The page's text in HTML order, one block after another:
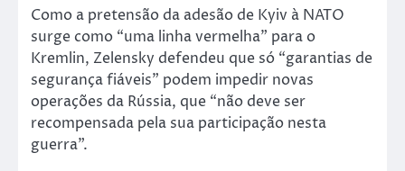
Como a pretensão da adesão de Kyiv à NATO
surge como “uma linha vermelha” para o
Kremlin, Zelensky defendeu que só “garantias de
segurança fiáveis” podem impedir novas
operações da Rússia, que “não deve ser
recompensada pela sua participação nesta
guerra”.